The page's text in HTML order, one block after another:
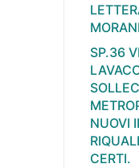
SP.36
NUOVI
CERTI.